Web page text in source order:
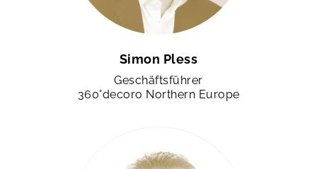
Simon Pless
Geschäftsführer
360°decoro Northern Europe